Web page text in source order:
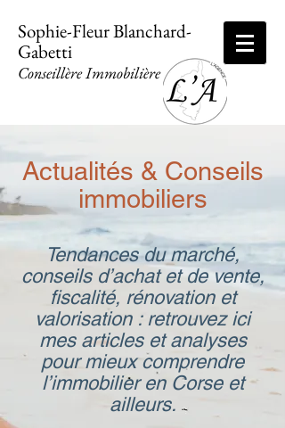
Sophie-Fleur Blanchard-
Gabetti
Conseillère Immobilière
Actualités & Conseils
immobiliers
Tendances du marché,
conseils d’achat et de vente,
fiscalité, rénovation et
valorisation : retrouvez ici
mes articles et analyses
pour mieux comprendre
l’immobilier en Corse et
ailleurs.